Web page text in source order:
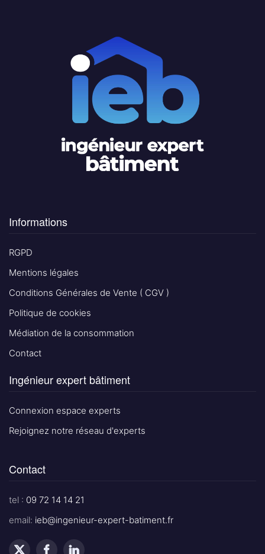
Informations
RGPD
Mentions légales
Conditions Générales de Vente ( CGV )
Politique de cookies
Médiation de la consommation
Contact
Ingénieur expert bâtiment
Connexion espace experts
Rejoignez notre réseau d'experts
Contact
tel : 09 72 14 14 21
email: ieb@ingenieur-expert-batiment.fr